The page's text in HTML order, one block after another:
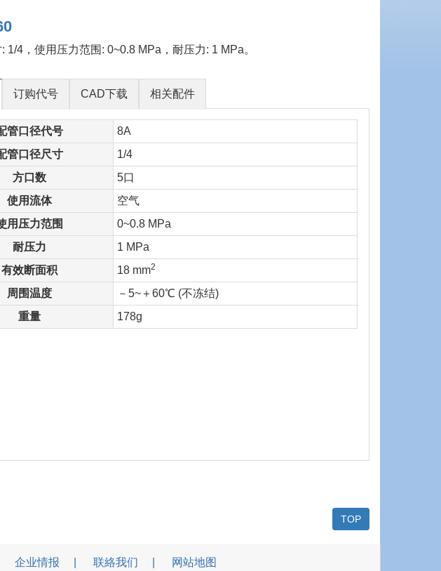
1/4，使用压力范围: 0~0.8 MPa，耐压力: 1 MPa。
订购代号 CAD下载 相关配件
管口径代号
8A
管口径尺寸
1/4
方口数
5口
使用流体
空气
用压力范围
0~0.8 MPa
耐压力
1 MPa
有效断面积
18 mm2
周围温度
－5~＋60℃ (不冻结)
重量
178g
TOP
企业情报 联絡我们 网站地图